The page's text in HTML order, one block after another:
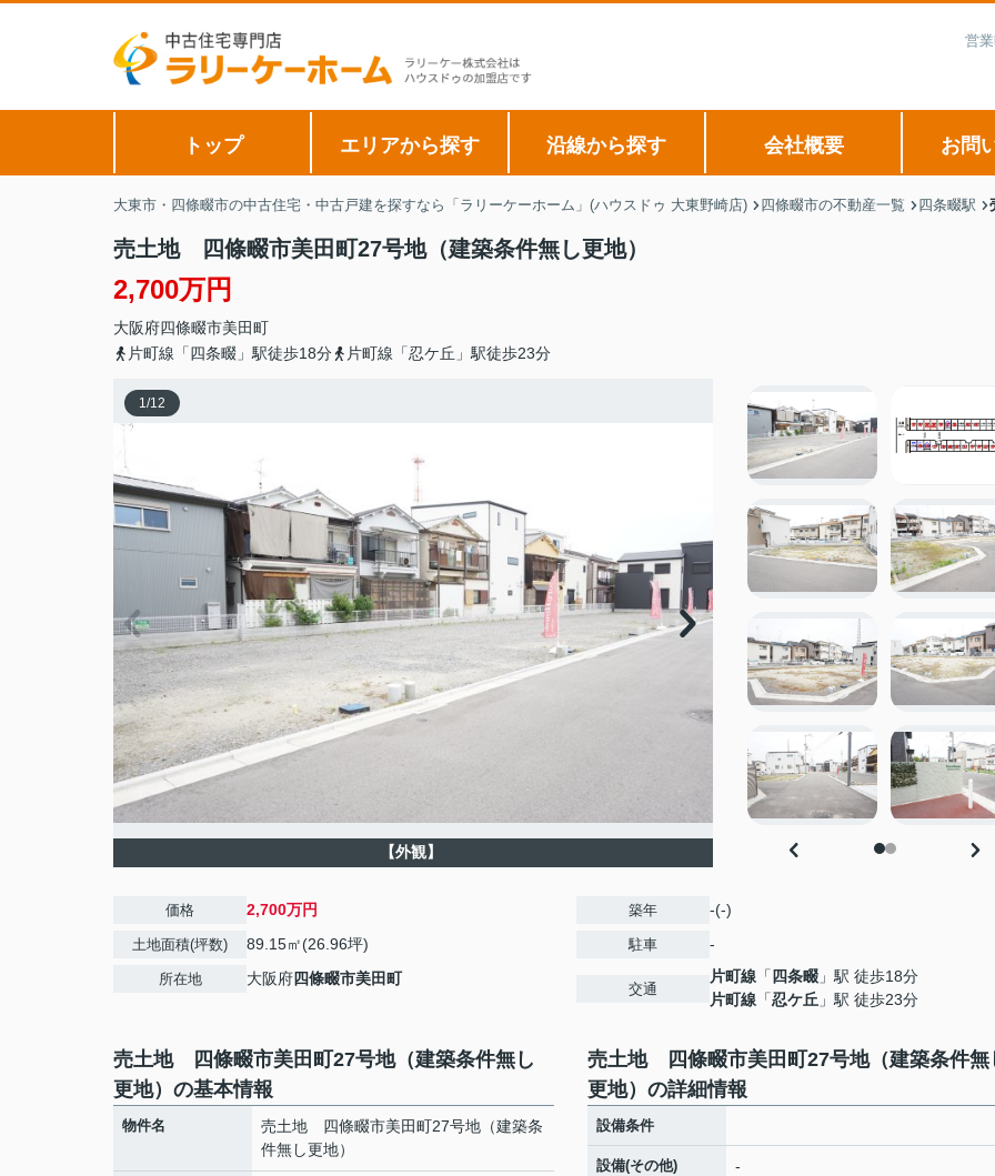
営
トップ エリアから探す 沿線から探す 会社概要 お問
大東市・四條畷市の中古住宅・中古戸建を探すなら「ラリーケーホーム」(ハウスドゥ 大東野崎店) 四條畷市の不動産一覧 四条畷駅
売土地 四條畷市美田町27号地（建築条件無し更地）
2,700万円
大阪府四條畷市美田町
片町線「四条畷」駅徒歩18分
片町線「忍ケ丘」駅徒歩23分
1/12
【外観】
価格 2,700万円
土地面積(坪数) 89.15㎡(26.96坪)
所在地 大阪府四條畷市美田町
築年 -(-)
駐車 -
交通
片町線 「 四条畷 」駅 徒歩18分
片町線 「忍ケ丘 」駅 徒歩23分
売土地 四條畷市美田町27号地（建築条件無し
更地）の基本情報
物件名
売土地 四條畷市美田町27号地（建築条
件無し更地）
売土地 四條畷市美田町27号地（建築条件無
更地）の詳細情報
設備条件
設備(その他) -